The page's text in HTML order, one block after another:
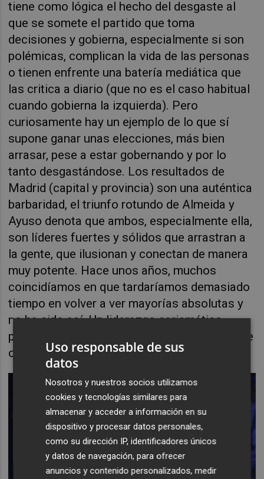
tiene como lógica el hecho del desgaste al
que se somete el partido que toma
decisiones y gobierna, especialmente si son
polémicas, complican la vida de las personas
o tienen enfrente una batería mediática que
las critica a diario (que no es el caso habitual
cuando gobierna la izquierda). Pero
curiosamente hay un ejemplo de lo que sí
supone ganar unas elecciones, más bien
arrasar, pese a estar gobernando y por lo
tanto desgastándose. Los resultados de
Madrid (capital y provincia) son una auténtica
barbaridad, el triunfo rotundo de Almeida y
Ayuso denota que ambos, especialmente ella,
son líderes fuertes y sólidos que arrastran a
la gente, que ilusionan y conectan de manera
muy potente. Hace unos años, muchos
coincidíamos en que tardaríamos demasiado
tiempo en volver a ver mayorías absolutas y
no ha sido así. Un liderazgo carismático,
personal y acompañado de unas siglas, puede
obtenerla.Uso responsable de sus
datos
Nosotros y nuestros socios utilizamos
cookies y tecnologías similares para
almacenar y acceder a información en su
dispositivo y procesar datos personales,
como su dirección IP, identificadores únicos
y datos de navegación, para ofrecer
anuncios y contenido personalizados, medir